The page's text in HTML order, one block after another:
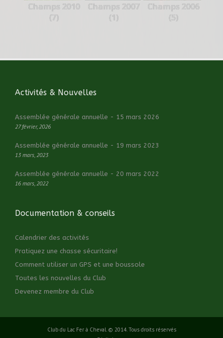
Champs 2010
(7)
Champs 2007
(1)
Champs 2006
(5)
Activités & Nouvelles
Assemblée générale annuelle - 15 mars 2026
27 février, 2026
Assemblée générale annuelle - 19 mars 2023
13 mars, 2023
Assemblée générale annuelle - 20 mars 2022
16 mars, 2022
Documentation & conseils
Calendrier des activités
Pratiquez une chasse sécuritaire!
Comment utiliser un GPS et une boussole
Toutes les nouvelles du Club
Devenez membre du Club
Club du Lac Fer à Cheval. © 2014. Tous droits réservés